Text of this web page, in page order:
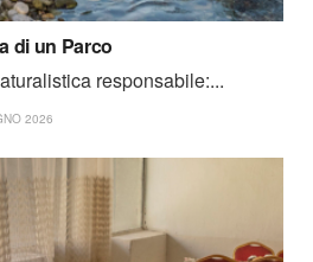
di un Parco
responsabile:...
2026